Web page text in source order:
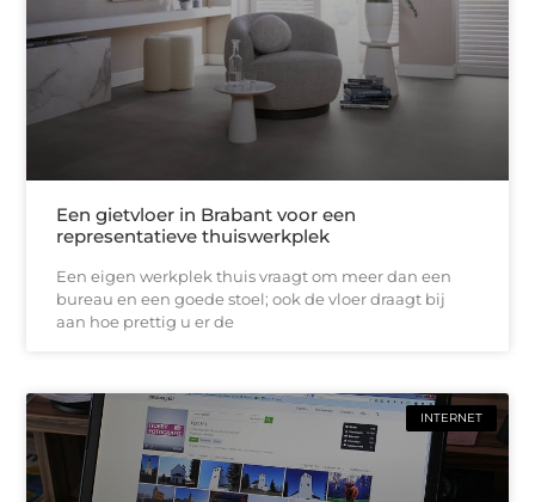
Een gietvloer in Brabant voor een
representatieve thuiswerkplek
Een eigen werkplek thuis vraagt om meer dan een
bureau en een goede stoel; ook de vloer draagt bij
aan hoe prettig u er de
INTERNET